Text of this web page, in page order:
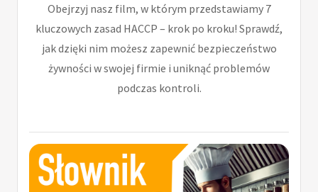
Obejrzyj nasz film, w którym przedstawiamy 7
kluczowych zasad HACCP – krok po kroku! Sprawdź,
jak dzięki nim możesz zapewnić bezpieczeństwo
żywności w swojej firmie i uniknąć problemów
podczas kontroli.